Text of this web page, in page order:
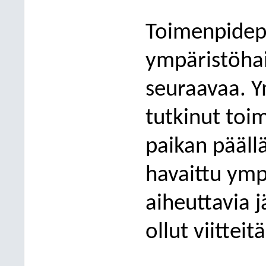
seuraavaa.
tutkinut
paikan
havaittu
aiheuttavia
ollut